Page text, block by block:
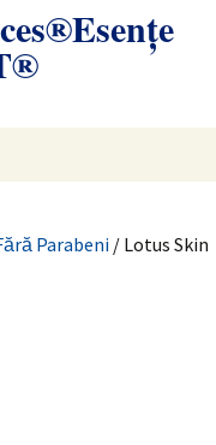
Parabeni / Lotus Skin